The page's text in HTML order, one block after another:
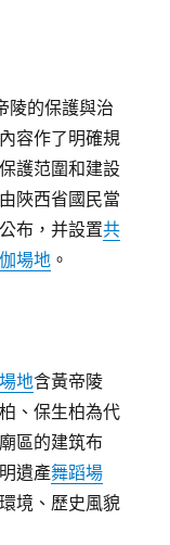
陵的保護與治
容作了明確規
護范圍和建設
陜西省國民當
布，并設置共
場地 。
地含黃帝陵
、保生柏為代
區的建筑布
遺產舞蹈場
境、歷史風貌